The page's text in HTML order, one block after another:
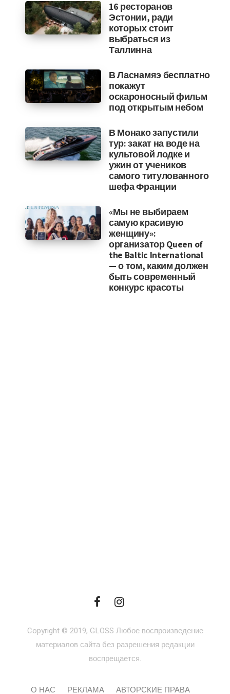
16 ресторанов
Эстонии, ради
которых стоит
выбраться из
Таллинна
В Ласнамяэ бесплатно
покажут
оскароносный фильм
под открытым небом
В Монако запустили
тур: закат на воде на
культовой лодке и
ужин от учеников
самого титулованного
шефа Франции
«Мы не выбираем
самую красивую
женщину»:
организатор Queen of
the Baltic International
— о том, каким должен
быть современный
конкурс красоты
Copyright © 2019, GLOSS Любое воспроизведение
материалов сайта без разрешения редакции
воспрещается.
О НАС РЕКЛАМА АВТОРСКИЕ ПРАВА